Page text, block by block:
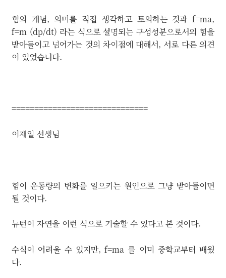
힘의 개념, 의미를 직접 생각하고 토의하는 것과 f=ma,
f=m (dp/dt) 라는 식으로 설명되는 구성성분으로서의 힘을
받아들이고 넘어가는 것의 차이점에 대해서, 서로 다른 의견
이 있었습니다.
==============================
이재일 선생님
힘이 운동량의 변화를 일으키는 원인으로 그냥 받아들이면
될 것이다.
뉴턴이 자연을 이런 식으로 기술할 수 있다고 본 것이다.
수식이 어려울 수 있지만, f=ma 를 이미 중학교부터 배웠
다.